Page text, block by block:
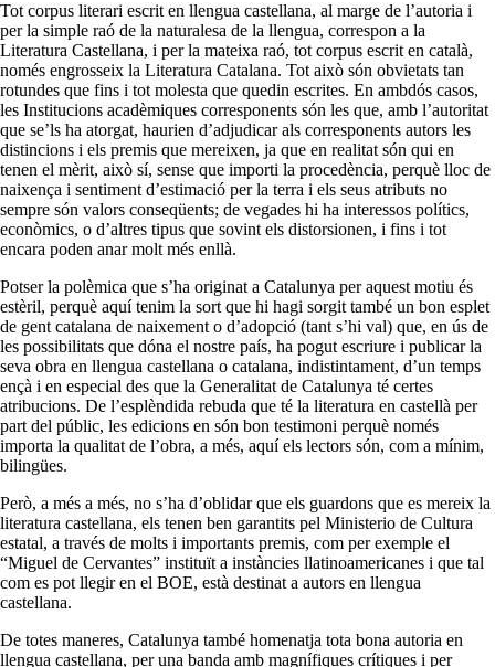
Tot corpus literari escrit en llengua castellana, al marge de l’autoria i
per la simple raó de la naturalesa de la llengua, correspon a la
Literatura Castellana, i per la mateixa raó, tot corpus escrit en català,
només engrosseix la Literatura Catalana. Tot això són obvietats tan
rotundes que fins i tot molesta que quedin escrites. En ambdós casos,
les Institucions acadèmiques corresponents són les que, amb l’autoritat
que se’ls ha atorgat, haurien d’adjudicar als corresponents autors les
distincions i els premis que mereixen, ja que en realitat són qui en
tenen el mèrit, això sí, sense que importi la procedència, perquè lloc de
naixença i sentiment d’estimació per la terra i els seus atributs no
sempre són valors conseqüents; de vegades hi ha interessos polítics,
econòmics, o d’altres tipus que sovint els distorsionen, i fins i tot
encara poden anar molt més enllà.
Potser la polèmica que s’ha originat a Catalunya per aquest motiu és
estèril, perquè aquí tenim la sort que hi hagi sorgit també un bon esplet
de gent catalana de naixement o d’adopció (tant s’hi val) que, en ús de
les possibilitats que dóna el nostre país, ha pogut escriure i publicar la
seva obra en llengua castellana o catalana, indistintament, d’un temps
ençà i en especial des que la Generalitat de Catalunya té certes
atribucions. De l’esplèndida rebuda que té la literatura en castellà per
part del públic, les edicions en són bon testimoni perquè només
importa la qualitat de l’obra, a més, aquí els lectors són, com a mínim,
bilingües.
Però, a més a més, no s’ha d’oblidar que els guardons que es mereix la
literatura castellana, els tenen ben garantits pel Ministerio de Cultura
estatal, a través de molts i importants premis, com per exemple el
“Miguel de Cervantes” instituït a instàncies llatinoamericanes i que tal
com es pot llegir en el BOE, està destinat a autors en llengua
castellana.
De totes maneres, Catalunya també homenatja tota bona autoria en
llengua castellana, per una banda amb magnífiques crítiques i per